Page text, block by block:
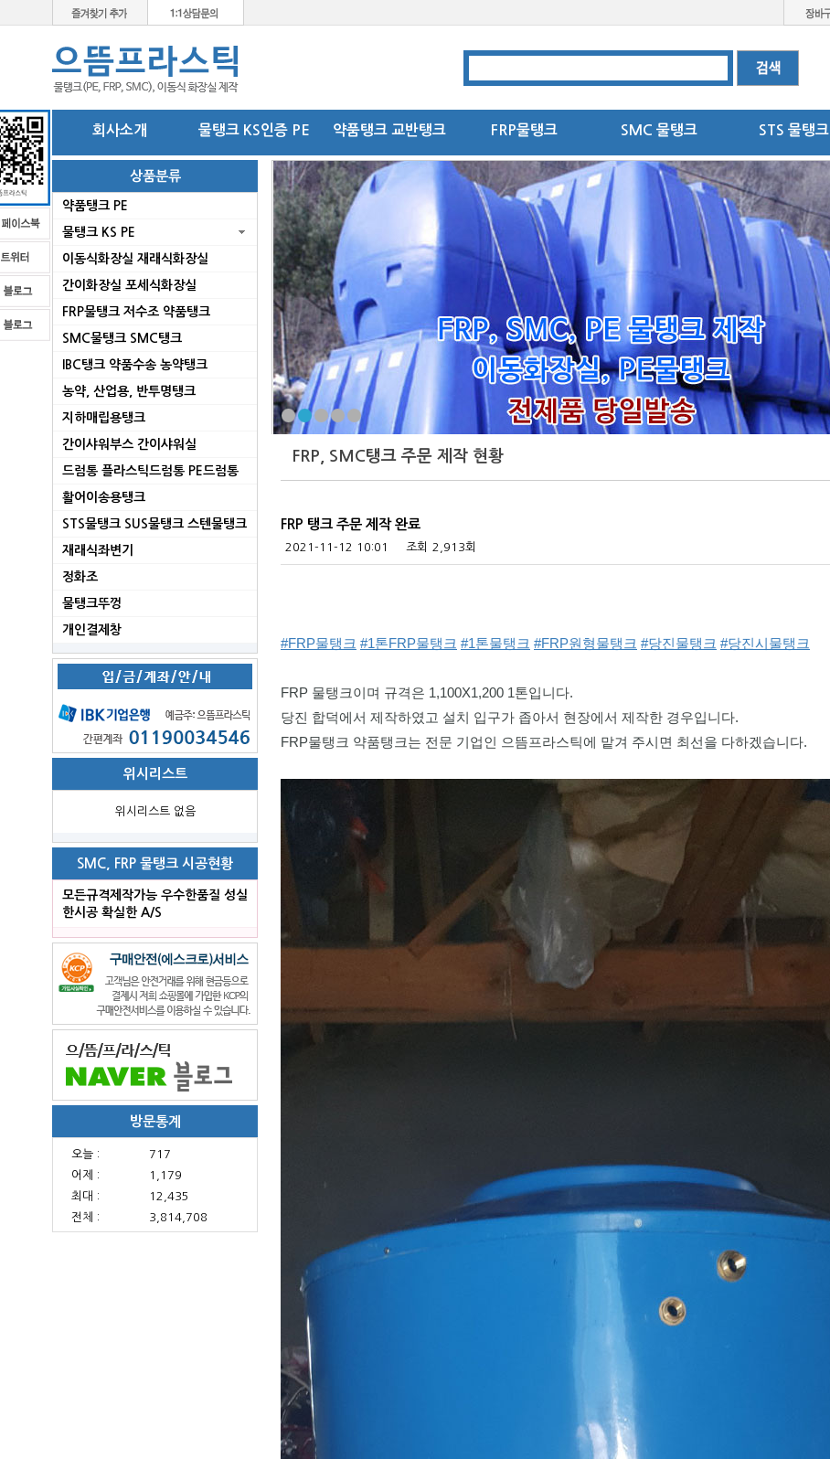
회사소개 물탱크 KS인증 PE 약품탱크 교반탱크 FRP물탱크 SMC 물탱크 STS 물탱크
상품분류
약품탱크 PE
물탱크 KS PE
이동식화장실 재래식화장실
간이화장실 포세식화장실
FRP물탱크 저수조 약품탱크
SMC물탱크 SMC탱크
IBC탱크 약품수송 농약탱크
농약, 산업용, 반투명탱크
지하매립용탱크
간이샤워부스 간이샤워실
드럼통 플라스틱드럼통 PE드럼통
활어이송용탱크
STS물탱크 SUS물탱크 스텐물탱크
재래식좌변기
정화조
물탱크뚜껑
개인결제창
위시리스트
위시리스트 없음
SMC, FRP 물탱크 시공현황
모든규격제작가능 우수한품질 성실
한시공 확실한 A/S
방문통계
오늘 :
717
어제 :
1,179
최대 :
12,435
전체 :
3,814,708
FRP, SMC탱크 주문 제작 현황
FRP 탱크 주문 제작 완료
2021-11-12 10:01 조회 2,913회
#FRP물탱크 #1톤FRP물탱크 #1톤물탱크 #FRP원형물탱크 #당진물탱크 #당진시물탱크
FRP 물탱크이며 규격은 1,100X1,200 1톤입니다.
당진 합덕에서 제작하였고 설치 입구가 좁아서 현장에서 제작한 경우입니다.
FRP물탱크 약품탱크는 전문 기업인 으뜸프라스틱에 맡겨 주시면 최선을 다하겠습니다.